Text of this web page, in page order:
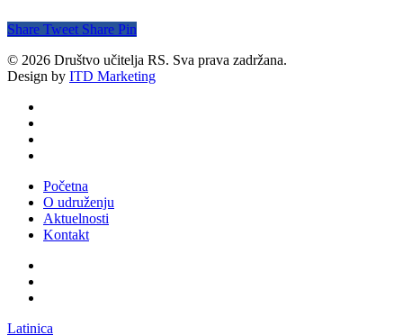
Share Tweet Share Pin
© 2026 Društvo učitelja RS. Sva prava zadržana.
Design by ITD Marketing
Close
Menu
Početna
O udruženju
Aktuelnosti
Kontakt
Latinica